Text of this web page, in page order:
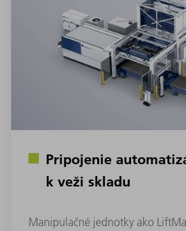
Pripojenie
k veži skladu
Manipulačné jednotky ako